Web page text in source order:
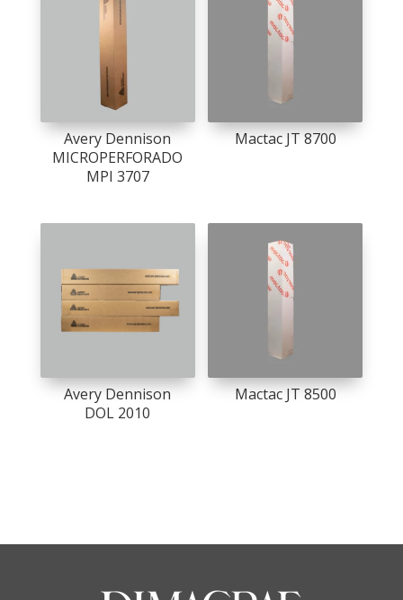
Avery Dennison
MICROPERFORADO
MPI 3707
Mactac JT 8700
Avery Dennison
DOL 2010
Mactac JT 8500